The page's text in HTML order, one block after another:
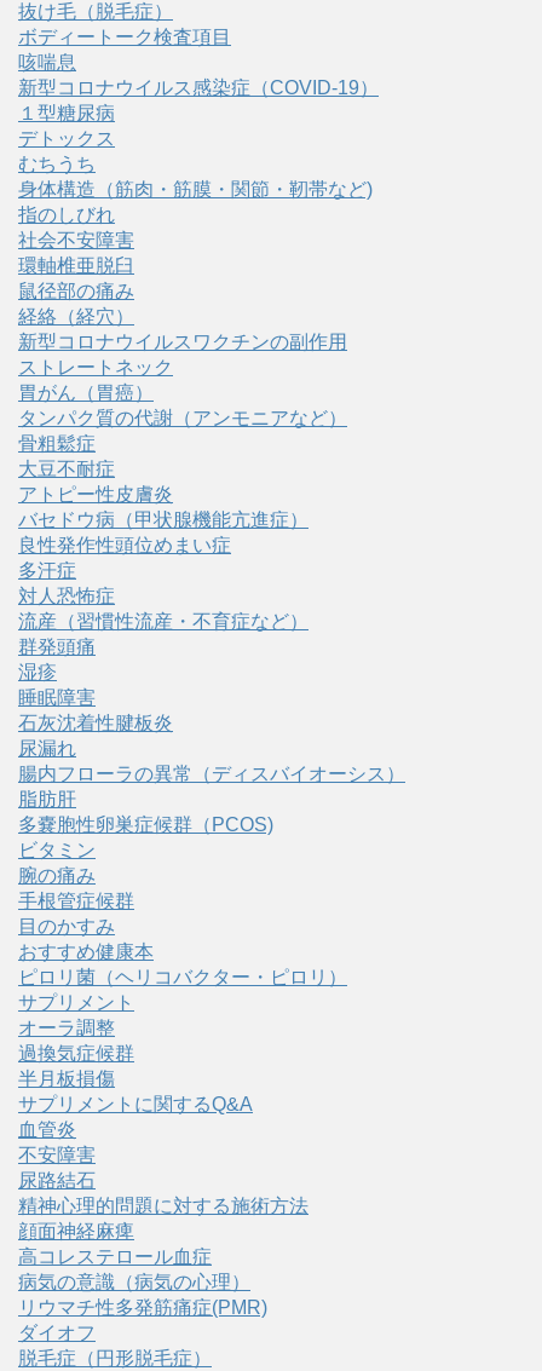
抜け毛（脱毛症）
ボディートーク検査項目
咳喘息
新型コロナウイルス感染症（COVID‑19）
１型糖尿病
デトックス
むちうち
身体構造（筋肉・筋膜・関節・靭帯など)
指のしびれ
社会不安障害
環軸椎亜脱臼
鼠径部の痛み
経絡（経穴）
新型コロナウイルスワクチンの副作用
ストレートネック
胃がん（胃癌）
タンパク質の代謝（アンモニアなど）
骨粗鬆症
大豆不耐症
アトピー性皮膚炎
バセドウ病（甲状腺機能亢進症）
良性発作性頭位めまい症
多汗症
対人恐怖症
流産（習慣性流産・不育症など）
群発頭痛
湿疹
睡眠障害
石灰沈着性腱板炎
尿漏れ
腸内フローラの異常（ディスバイオーシス）
脂肪肝
多嚢胞性卵巣症候群（PCOS)
ビタミン
腕の痛み
手根管症候群
目のかすみ
おすすめ健康本
ピロリ菌（ヘリコバクター・ピロリ）
サプリメント
オーラ調整
過換気症候群
半月板損傷
サプリメントに関するQ&A
血管炎
不安障害
尿路結石
精神心理的問題に対する施術方法
顔面神経麻痺
高コレステロール血症
病気の意識（病気の心理）
リウマチ性多発筋痛症(PMR)
ダイオフ
脱毛症（円形脱毛症）